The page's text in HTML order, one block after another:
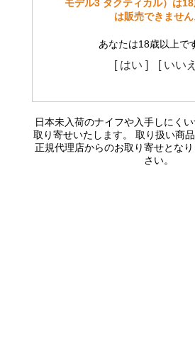
モデル3 タクティカル）は
は販売できません
あなたは18歳以上で
[ はい ] [ いい
日本未入荷のナイフや入手しにく
取り寄せいたします。 取り扱い商
正規代理店からのお取り寄せとな
さい。